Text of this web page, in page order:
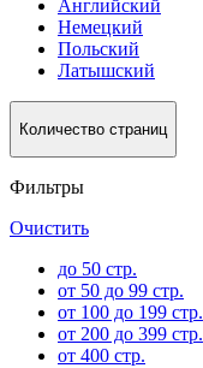
Английский
Немецкий
Польский
Латышский
Количество страниц
Фильтры
Очистить
до 50 стр.
от 50 до 99 стр.
от 100 до 199 стр.
от 200 до 399 стр.
от 400 стр.